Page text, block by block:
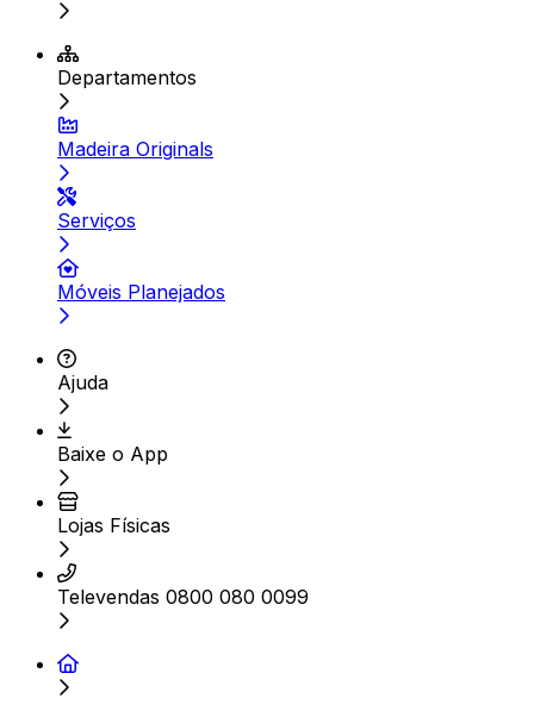
Departamentos
Madeira Originals
Serviços
Móveis Planejados
Ajuda
Baixe o App
Lojas Físicas
Televendas 0800 080 0099